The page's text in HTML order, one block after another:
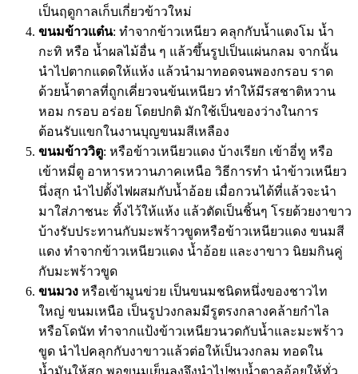
เป็นฤดูกาลเก็บเกี่ยวข้าวใหม่
ขนมข้าวแต๋น: ทำจากข้าวเหนียว คลุกกับน้ำแตงโม น้ำ
กะทิ หรือ น้ำผลไม้อื่น ๆ แล้วขึ้นรูปเป็นแผ่นกลม จากนั้น
นำไปตากแดดให้แห้ง แล้วนำมาทอดจนพองกรอบ ราด
ด้วยน้ำตาลที่ถูกเคี่ยวจนข้นเหนียว ทำให้มีรสชาติหวาน
หอม กรอบ อร่อย โดยปกติ มักใช้เป็นของว่างในการ
ต้อนรับแขกในงานบุญขนมสีเหลือง
ขนมข้าววิตู: หรือข้าวเหนียวแดง บ้างเรียก เข้าอี่ทู หรือ
เข้าหมี่ตู อาหารหวานภาคเหนือ วิธีการทำ นำข้าวเหนียว
นึ่งสุก นำไปตั้งไฟผสมกับน้ำอ้อย เมื่อกวนได้ที่แล้วจะนำ
มาใส่ภาชนะ ทิ้งไว้ให้แห้ง แล้วตัดเป็นชิ้นๆ โรยด้วยงาขาว
บ้างรับประทานกับมะพร้าวขูดหรือข้าวเหนียวแดง ขนมสี
แดง ทำจากข้าวเหนียวแดง น้ำอ้อย และงาขาว นิยมกินคู่
กับมะพร้าวขูด
ขนมวง หรือเข้ามูนข่วย เป็นขนมชนิดหนึ่งของชาวไท
ใหญ่ ขนมเหนือ เป็นรูปวงกลมมีรูตรงกลางคล้ายกำไล
หรือโดนัท ทำจากแป้งข้าวเหนียวนวดกับน้ำและมะพร้าว
ขูด นำไปคลุกกับงาขาวแล้วต่อให้เป็นวงกลม ทอดใน
น้ำมันให้สุก พอขนมเย็นลงจึงนำไปชุบน้ำตาลอ้อยให้ทั่ว